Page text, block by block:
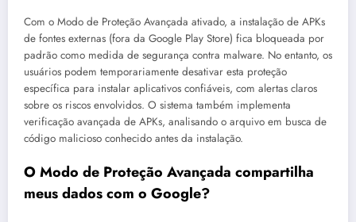
Com o Modo de Proteção Avançada ativado, a instalação de APKs
de fontes externas (fora da Google Play Store) fica bloqueada por
padrão como medida de segurança contra malware. No entanto, os
usuários podem temporariamente desativar esta proteção
específica para instalar aplicativos confiáveis, com alertas claros
sobre os riscos envolvidos. O sistema também implementa
verificação avançada de APKs, analisando o arquivo em busca de
código malicioso conhecido antes da instalação.
O Modo de Proteção Avançada compartilha
meus dados com o Google?